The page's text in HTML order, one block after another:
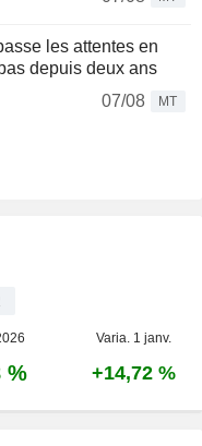
les attentes en
depuis deux ans
07/08
MT
Varia. 1 janv.
% +14,72 %